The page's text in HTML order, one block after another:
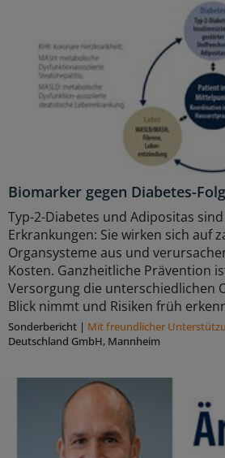
Biomarker gegen Diabetes-
Typ-2-Diabetes und Adipositas
Erkrankungen: Sie wirken sich auf
Organsysteme aus und
Kosten. Ganzheitliche Prävention
Versorgung die unterschiedlichen
Blick nimmt und Risiken früh
Sonderbericht | Mit freundlicher
Deutschland GmbH, Mannheim